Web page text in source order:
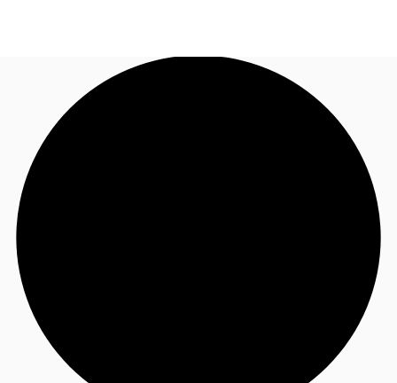
Blog
Données marchés
Appelez maintenant